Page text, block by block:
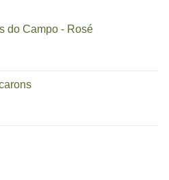
do Campo - Rosé